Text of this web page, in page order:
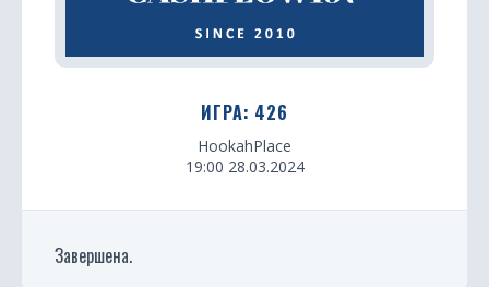
ИГРА: 426
HookahPlace
19:00 28.03.2024
Завершена.